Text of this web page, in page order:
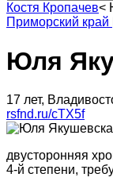
Костя Кропачев<
Приморский край
Юля
17 лет,
rsfnd.ru/cTX5f
двусторонняя
4-й степени,